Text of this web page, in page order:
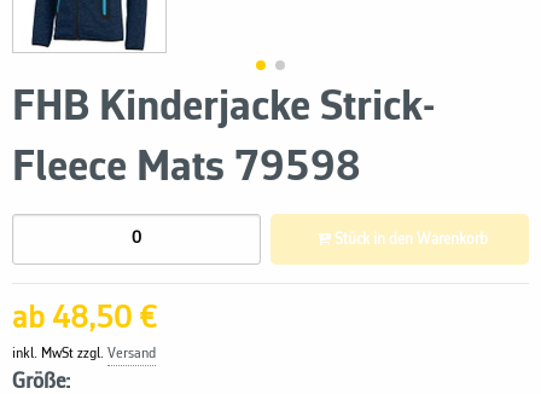
FHB Kinderjacke Strick-
Fleece Mats 79598
ab 48,50 €
inkl. MwSt zzgl. Versand
Größe:
Stück in den Warenkorb